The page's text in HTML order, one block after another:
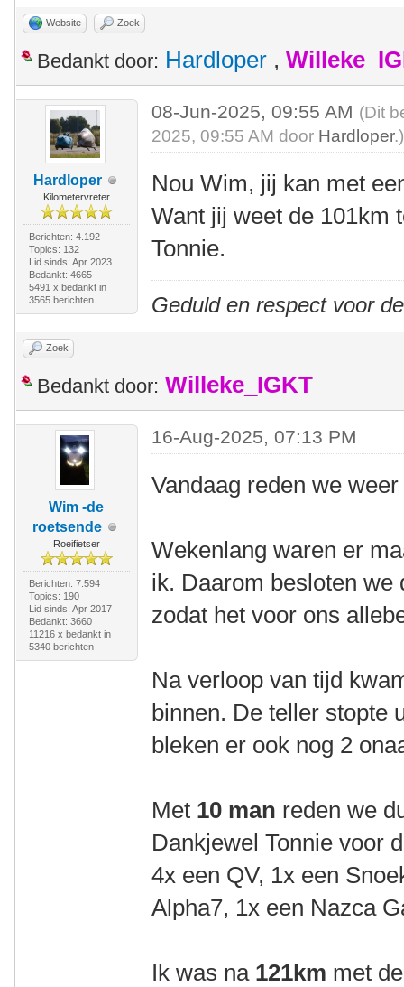
Website Zoek
Bedankt door: Hardloper ,
Hardloper
Kilometervreter
Berichten: 4.192
Topics: 132
Lid sinds: Apr 2023
Bedankt: 4665
5491 x bedankt in
3565 berichten
08-Jun-2025, 09:55 AM (Dit
2025, 09:55 AM door Hardloper.)
Nou Wim, jij kan met
Want jij weet de 101km
Tonnie.
Geduld en respect voor
Zoek
Bedankt door: Willeke_IGKT
Wim -de
roetsende
Roeifietser
Berichten: 7.594
Topics: 190
Lid sinds: Apr 2017
Bedankt: 3660
11216 x bedankt in
5340 berichten
16-Aug-2025, 07:13 PM
Vandaag reden we
Wekenlang waren er
ik. Daarom besloten we
zodat het voor ons
Na verloop van tijd
binnen. De teller stopte
bleken er ook nog 2
Met 10 man reden we
Dankjewel Tonnie voor
4x een QV, 1x een
Alpha7, 1x een Nazca
Ik was na 121km met